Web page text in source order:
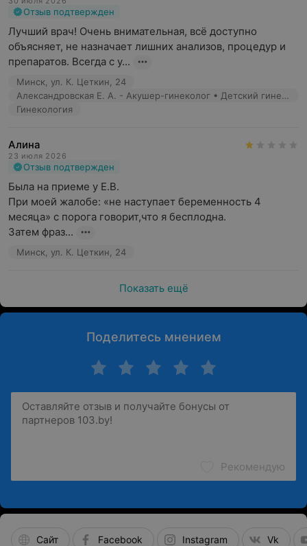
Отзыв подтвержден
Лучший врач! Очень внимательная, всё доступно
объясняет, не назначает лишних анализов, процедур и
препаратов. Всегда с у...
Минск, ул. К. Цеткин, 24
Александровская Е. А. - Акушер-гинеколог • Детский гинеколог
Гинекология
Алина
23 июля 2026
Отзыв подтвержден
Была на приеме у Е.В.
При моей жалобе: «не наступает беременность 4
месяца» с порога говорит,что я бесплодна.
Затем фраз...
Минск, ул. К. Цеткин, 24
Показать ещё
Поделитесь мнением
Рекомендую
Сайт Facebook Instagram Vk